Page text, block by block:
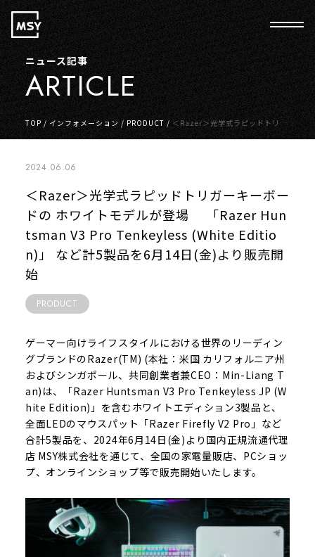
ニュース記事
ARTICLE
TOP / インフォメーション / PRODUCT /
ーキーボードの ホワイトモデルが登場 「Razer Huntsman V3 Pro Tenk
2024.06.06
＜Razer＞光学式ラピッドトリガーキーボー
ドの ホワイトモデルが登場 「Razer Hun
tsman V3 Pro Tenkeyless (White Editio
n)」 など計5製品を6月14日(金)より販売開
始
PRODUCT
ゲーマー向けライフスタイルにおける世界のリーディン
グブランドのRazer(TM) (本社：米国 カリフォルニア州
およびシンガポール、共同創業者兼CEO：Min-Liang T
an)は、「Razer Huntsman V3 Pro Tenkeyless JP (W
hite Edition)」を含むホワイトエディション3製品と、
全面LEDのマウスパット「Razer Firefly V2 Pro」など
合計5製品を、2024年6月14日(金)より国内正規流通代理
店 MSY株式会社を通じて、全国の家電量販店、PCショッ
プ、オンラインショップ等で販売開始いたします。